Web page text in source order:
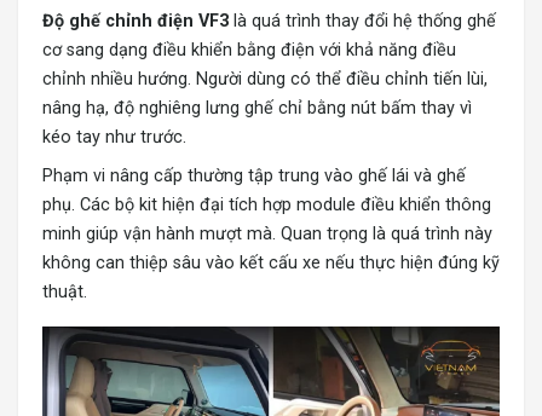
Độ ghế chỉnh điện VF3 là quá trình thay đổi hệ thống ghế
cơ sang dạng điều khiển bằng điện với khả năng điều
chỉnh nhiều hướng. Người dùng có thể điều chỉnh tiến lùi,
nâng hạ, độ nghiêng lưng ghế chỉ bằng nút bấm thay vì
kéo tay như trước.
Phạm vi nâng cấp thường tập trung vào ghế lái và ghế
phụ. Các bộ kit hiện đại tích hợp module điều khiển thông
minh giúp vận hành mượt mà. Quan trọng là quá trình này
không can thiệp sâu vào kết cấu xe nếu thực hiện đúng kỹ
thuật.